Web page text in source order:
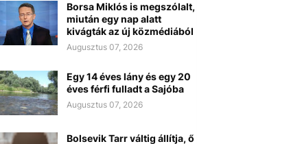
Borsa Miklós is megszólalt,
miután egy nap alatt
kivágták az új közmédiából
Augusztus 07, 2026
Egy 14 éves lány és egy 20
éves férfi fulladt a Sajóba
Augusztus 07, 2026
Bolsevik Tarr váltig állítja, ő